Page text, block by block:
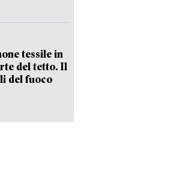
tessile in
del tetto. Il
del fuoco